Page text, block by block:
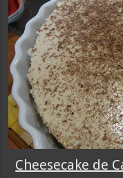
Cheesecake de